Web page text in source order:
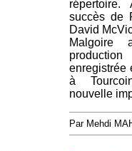
répertoire.
succès de
David
Malgoire
enregistrée
à
nouvelle
Par Mehdi